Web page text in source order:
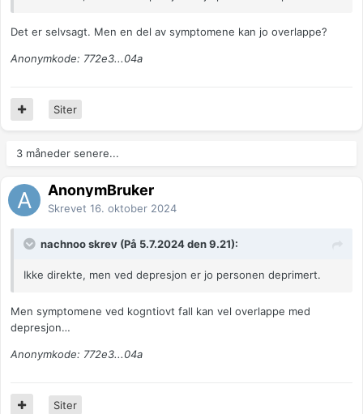
Det er selvsagt. Men en del av symptomene kan jo overlappe?
Anonymkode: 772e3...04a
Siter
3 måneder senere...
AnonymBruker
Skrevet 16. oktober 2024
nachnoo skrev (På 5.7.2024 den 9.21):
Ikke direkte, men ved depresjon er jo personen deprimert.
Men symptomene ved kogntiovt fall kan vel overlappe med
depresjon…
Anonymkode: 772e3...04a
Siter